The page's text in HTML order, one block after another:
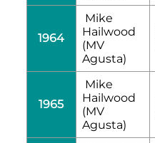
1964
Mike
Hailwood
(MV
Agusta)
1965
Mike
Hailwood
(MV
Agusta)